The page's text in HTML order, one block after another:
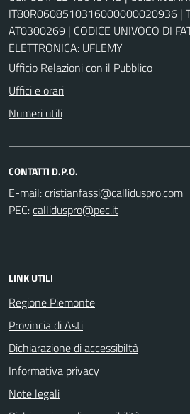
IT80R0608510316000000020936 |
AT0300269 | CODICE UNIVOCO DI
ELETTRONICA: UFLEMY
Ufficio Relazioni con il Pubblico
Uffici e orari
Numeri utili
CONTATTI D.P.O.
E-mail:
PEC:
LINK UTILI
Regione Piemonte
Provincia di Asti
Dichiarazione di accessibiltà
Informativa privacy
Note legali